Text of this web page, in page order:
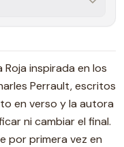
inspirada en los
Perrault, escritos
en verso y la autora
ni cambiar el final.
por primera vez en